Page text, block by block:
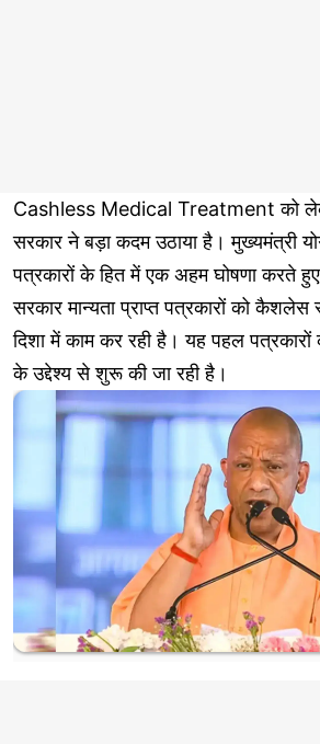
Cashless Medical Treatment को
सरकार ने बड़ा कदम उठाया है। मुख्यमंत्री
पत्रकारों के हित में एक अहम घोषणा करते हुए
सरकार मान्यता प्राप्त पत्रकारों को कैशलेस
दिशा में काम कर रही है। यह पहल पत्रकारों
के उद्देश्य से शुरू की जा रही है।